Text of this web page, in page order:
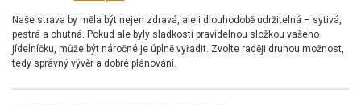
Naše strava by měla být nejen zdravá, ale i dlouhodobě udržitelná – sytivá,
pestrá a chutná. Pokud ale byly sladkosti pravidelnou složkou vašeho
jídelníčku, může být náročné je úplně vyřadit. Zvolte raději druhou možnost,
tedy správný vývěr a dobré plánování.